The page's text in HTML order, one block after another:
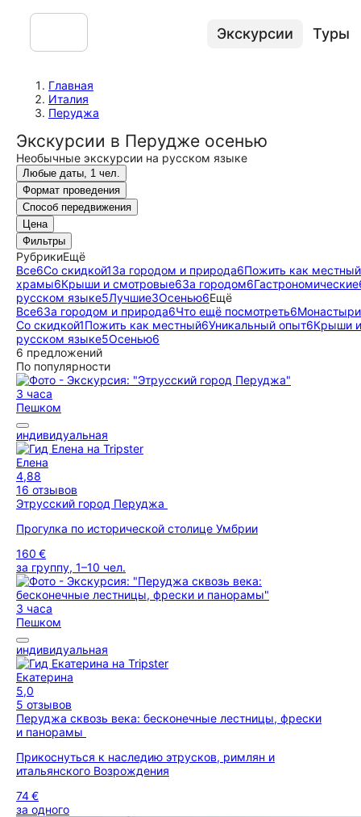
Экскурсии Туры
Главная
Италия
Перуджа
Экскурсии в Перудже осенью
Необычные экскурсии на русском языке
Любые даты, 1 чел.
Формат проведения
Способ передвижения
Цена
Фильтры
РубрикиЕщё
Все6Со скидкой1За городом и природа6Пожить как местный
храмы6Крыши и смотровые6За городом6Гастрономические
русском языке5Лучшие3Осенью6Ещё
Все6За городом и природа6Что ещё посмотреть6
Со скидкой1Пожить как местный6Уникальный опыт6Крыши
русском языке5Осенью6
6 предложений
По популярности
3 часа
Пешком
индивидуальная
Елена
4,88
16 отзывов
Этрусский город Перуджа
Прогулка по исторической столице Умбрии
160 €
за группу, 1–10 чел.
3 часа
Пешком
индивидуальная
Екатерина
5,0
5 отзывов
Перуджа сквозь века: бесконечные лестницы, фрески
и панорамы
Прикоснуться к наследию этрусков, римлян и
итальянского Возрождения
74 €
за одного